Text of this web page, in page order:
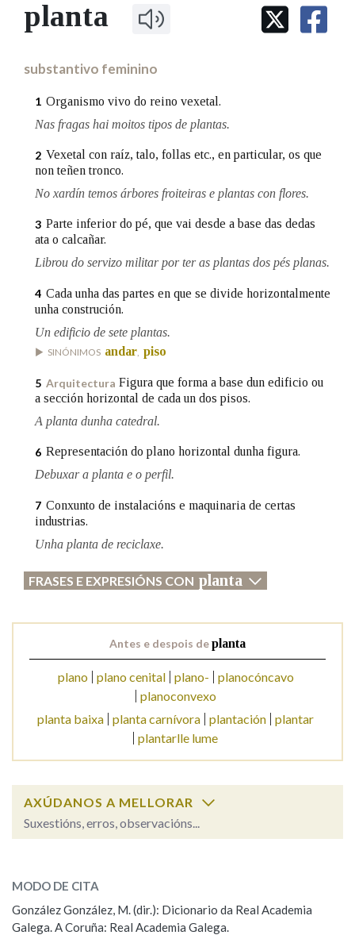
IDENTIDADE CORPORATIVA
MARCIAL DEL ADALID
FIGURAS HOMENAXEADAS
PRIMAVERA DAS LETRAS
PORTAL DAS PALABRAS
Facebook
TwitterYoutubeInstagramBluesky
BUSCAR NOS LEMAS
Remata por
Contén
BUSCAR NO CONTIDO
Nos exemplos
Na fraseoloxía
OUTRAS OPCIÓNS DE BUSCA
Marcas gramaticais
planta
substantivo feminino
1 Organismo vivo do reino vexetal.
Nas fragas hai moitos tipos de plantas.
2 Vexetal con raíz, talo, follas etc., en particular, os que
non teñen tronco.
No xardín temos árbores froiteiras e plantas con flores.
3 Parte inferior do pé, que vai desde a base das dedas
ata o calcañar.
Librou do servizo militar por ter as plantas dos pés planas.
4 Cada unha das partes en que se divide horizontalmente
unha construción.
Un edificio de sete plantas.
SINÓNIMOS andar piso
5 Arquitectura Figura que forma a base dun edificio ou
a sección horizontal de cada un dos pisos.
A planta dunha catedral.
6 Representación do plano horizontal dunha figura.
Debuxar a planta e o perfil.
7 Conxunto de instalacións e maquinaria de certas
industrias.
Unha planta de reciclaxe.
FRASES E EXPRESIÓNS CON planta
Antes e despois deplanta
plano plano cenital plano-
planocóncavo
planoconvexo
planta baixa planta carnívora plantación plantar
plantarlle lume
AXÚDANOS A MELLORAR
Suxestións, erros, observacións...
ESCOLLE UNHA OPCIÓN:
Observación Hai un erro na palabra
MODO DE CITA
González González, M. (dir.): Dicionario da Real Academia
Galega. A Coruña: Real Academia Galega.